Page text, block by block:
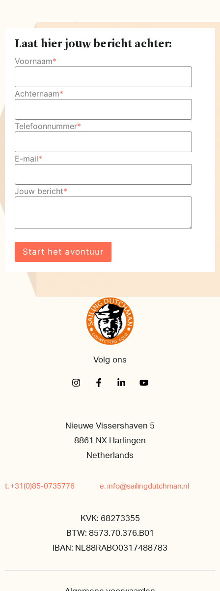
Laat hier jouw bericht achter:
Voornaam*
Achternaam*
Telefoonnummer*
E-mail*
Jouw bericht*
Volg ons
Nieuwe Vissershaven 5
8861 NX Harlingen
Netherlands
t. +31(0)85-0735776 e. info@sailingdutchman.nl
KVK: 68273355
BTW: 8573.70.376.B01
IBAN: NL88RABO0317488783